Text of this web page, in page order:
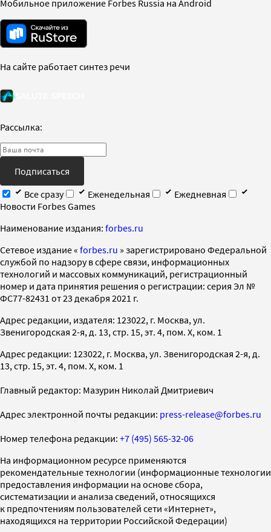
Мобильное приложение Forbes Russia на Android
На сайте работает синтез речи
Рассылка:
Подписаться
Все сразу
Еженедельная
Ежедневная
Новости Forbes Games
Наименование издания: forbes.ru
Cетевое издание « forbes.ru » зарегистрировано Федеральной
службой по надзору в сфере связи, информационных
технологий и массовых коммуникаций, регистрационный
номер и дата принятия решения о регистрации: серия Эл №
ФС77-82431 от 23 декабря 2021 г.
Адрес редакции, издателя: 123022, г. Москва, ул.
Звенигородская 2-я, д. 13, стр. 15, эт. 4, пом. X, ком. 1
Адрес редакции: 123022, г. Москва, ул. Звенигородская 2-я, д.
13, стр. 15, эт. 4, пом. X, ком. 1
Главный редактор: Мазурин Николай Дмитриевич
Адрес электронной почты редакции: press-release@forbes.ru
Номер телефона редакции: +7 (495) 565-32-06
На информационном ресурсе применяются
рекомендательные технологии (информационные технологии
предоставления информации на основе сбора,
систематизации и анализа сведений, относящихся
к предпочтениям пользователей сети «Интернет»,
находящихся на территории Российской Федерации)